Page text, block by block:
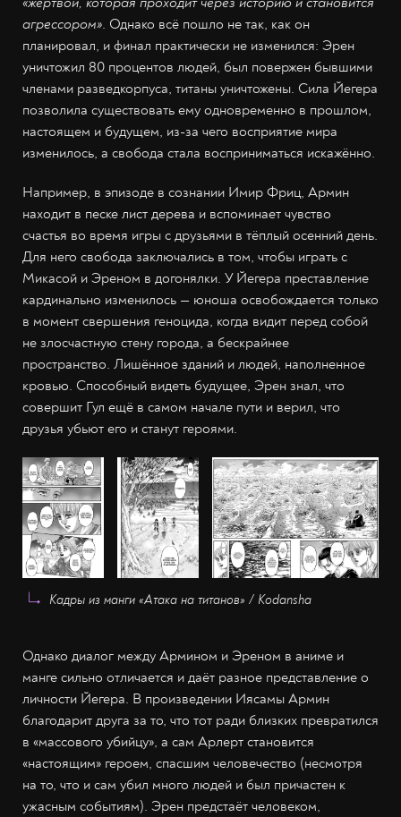
агрессором». Однако всё пошло не так, как он
планировал, и финал практически не изменился: Эрен
уничтожил 80 процентов людей, был повержен бывшими
членами разведкорпуса, титаны уничтожены. Сила Йегера
позволила существовать ему одновременно в прошлом,
настоящем и будущем, из-за чего восприятие мира
изменилось, а свобода стала восприниматься искажённо.
Например, в эпизоде в сознании Имир Фриц, Армин
находит в песке лист дерева и вспоминает чувство
счастья во время игры с друзьями в тёплый осенний день.
Для него свобода заключались в том, чтобы играть с
Микасой и Эреном в догонялки. У Йегера преставление
кардинально изменилось — юноша освобождается только
в момент свершения геноцида, когда видит перед собой
не злосчастную стену города, а бескрайнее
пространство. Лишённое зданий и людей, наполненное
кровью. Способный видеть будущее, Эрен знал, что
совершит Гул ещё в самом начале пути и верил, что
друзья убьют его и станут героями.
Кадры из манги «Атака на титанов» / Kodansha
Однако диалог между Армином и Эреном в аниме и
манге сильно отличается и даёт разное представление о
личности Йегера. В произведении Иясамы Армин
благодарит друга за то, что тот ради близких превратился
в «массового убийцу», а сам Арлерт становится
«настоящим» героем, спасшим человечество (несмотря
на то, что и сам убил много людей и был причастен к
ужасным событиям). Эрен предстаёт человеком,